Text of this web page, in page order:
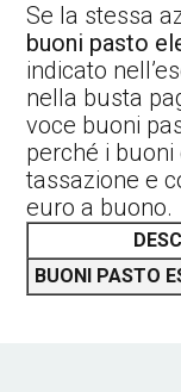
Se la stessa
buoni pasto
indicato
nella busta
voce buoni
perché i
tassazione e
euro a buono.
BUONI PASTO